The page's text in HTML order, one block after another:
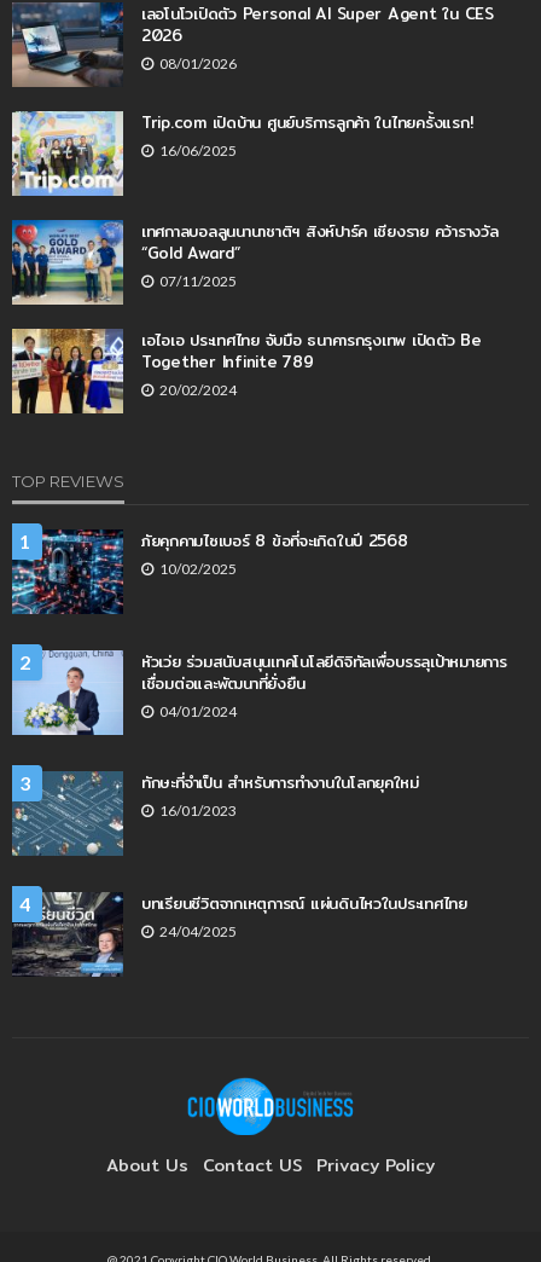
เลอโนโวเปิดตัว Personal AI Super Agent ใน CES
2026
08/01/2026
Trip.com เปิดบ้าน ศูนย์บริการลูกค้า ในไทยครั้งแรก!
16/06/2025
เทศกาลบอลลูนนานาชาติฯ สิงห์ปาร์ค เชียงราย คว้ารางวัล
“Gold Award”
07/11/2025
เอไอเอ ประเทศไทย จับมือ ธนาคารกรุงเทพ เปิดตัว Be
Together Infinite 789
20/02/2024
TOP REVIEWS
1 ภัยคุกคามไซเบอร์ 8 ข้อที่จะเกิดในปี 2568
10/02/2025
2
หัวเว่ย ร่วมสนับสนุนเทคโนโลยีดิจิทัลเพื่อบรรลุเป้าหมายการ
เชื่อมต่อและพัฒนาที่ยั่งยืน
04/01/2024
3 ทักษะที่จำเป็น สำหรับการทำงานในโลกยุคใหม่
16/01/2023
4 บทเรียนชีวิตจากเหตุการณ์ แผ่นดินไหวในประเทศไทย
24/04/2025
About Us Contact US Privacy Policy